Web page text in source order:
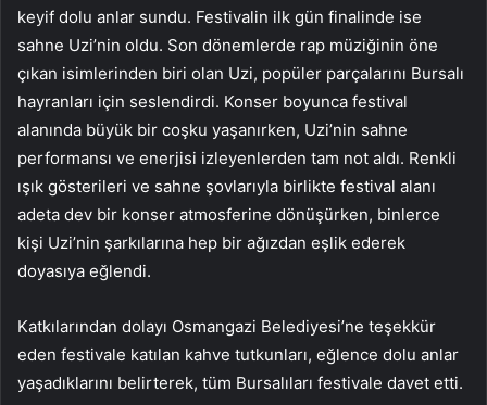
keyif dolu anlar sundu. Festivalin ilk gün finalinde ise
sahne Uzi’nin oldu. Son dönemlerde rap müziğinin öne
çıkan isimlerinden biri olan Uzi, popüler parçalarını Bursalı
hayranları için seslendirdi. Konser boyunca festival
alanında büyük bir coşku yaşanırken, Uzi’nin sahne
performansı ve enerjisi izleyenlerden tam not aldı. Renkli
ışık gösterileri ve sahne şovlarıyla birlikte festival alanı
adeta dev bir konser atmosferine dönüşürken, binlerce
kişi Uzi’nin şarkılarına hep bir ağızdan eşlik ederek
doyasıya eğlendi.
Katkılarından dolayı Osmangazi Belediyesi’ne teşekkür
eden festivale katılan kahve tutkunları, eğlence dolu anlar
yaşadıklarını belirterek, tüm Bursalıları festivale davet etti.